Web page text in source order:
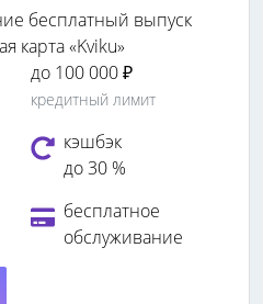
бесплатный выпуск
до 100 000 ₽
кредитный лимит
кэшбэк
до 30 %
бесплатное
обслуживание